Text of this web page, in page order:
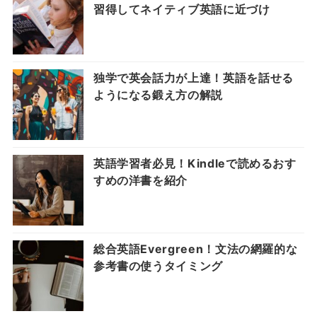
習得してネイティブ英語に近づけ
独学で英会話力が上達！英語を話せる
ようになる鍛え方の解説
英語学習者必見！Kindleで読めるおす
すめの洋書を紹介
総合英語Evergreen！文法の網羅的な
参考書の使うタイミング